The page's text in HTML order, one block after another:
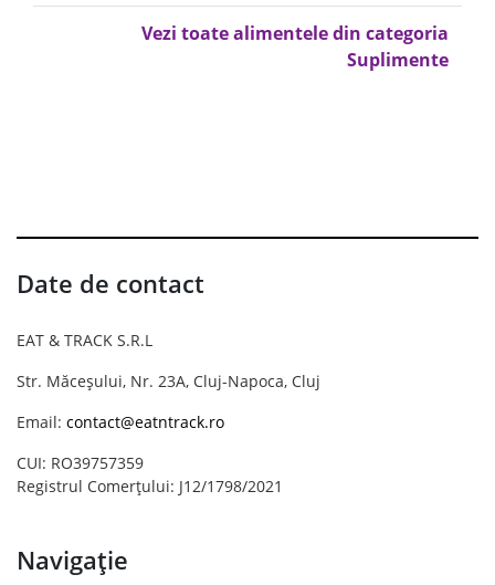
Vezi toate alimentele din categoria
Suplimente
Date de contact
EAT & TRACK S.R.L
Str. Măceșului, Nr. 23A, Cluj-Napoca, Cluj
Email: contact@eatntrack.ro
CUI: RO39757359
Registrul Comerțului: J12/1798/2021
Navigație